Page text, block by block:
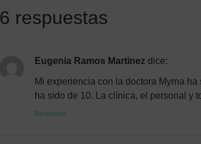
6 respuestas
Eugenia Ramos Martinez dice:
Mi experiencia con la doctora Myrna
ha sido de 10. La clínica, el personal y
Responder